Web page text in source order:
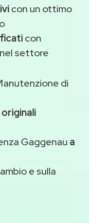
con un ottimo
con
settore
di
Gaggenau a
e sulla